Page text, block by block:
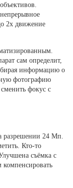
2x движение
сам определит,
информацию о
фотографию
фокус с
разрешении 24 Мп.
Кто-то
съёмка с
компенсировать